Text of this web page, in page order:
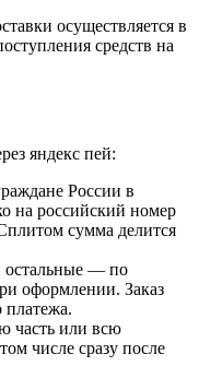
осуществляется в
средств на
яндекс пей:
России в
на российский номер
сумма делится
остальные — по
оформлении. Заказ
платежа.
часть или всю
числе сразу после